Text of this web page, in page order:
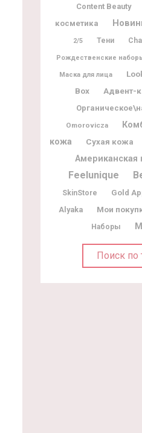
Content Beauty
косметика
2/5 Тени
Рождественские
Маска для лица
Box
Адвент-
Omorovicza
кожа
Сухая кожа
Американская
Feelunique
SkinStore Gold
Alyaka Мои
Наборы
Поиск по